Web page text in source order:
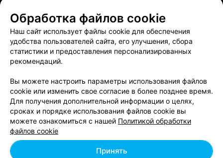
ТУРИСТИЧЕСКИЙ ОПЕРАТОР
Библио-Глобус
Минск, ул. Первомайская, 15 Выходной
Добавить компанию
Обработка файлов cookie
Наш сайт использует файлы cookie для обеспечения
удобства пользователей сайта, его улучшения, сбора
статистики и предоставления персонализированных
рекомендаций.
Вы можете настроить параметры использования файлов
cookie или изменить свое согласие в более позднее время.
Для получения дополнительной информации о целях,
сроках и порядке использования файлов cookie вы
можете ознакомиться с нашей Политикой обработки
файлов cookie
Принять